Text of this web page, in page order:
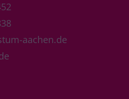
aachen.de